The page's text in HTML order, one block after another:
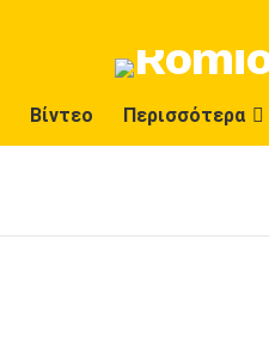
Βίντεο Περισσότερα